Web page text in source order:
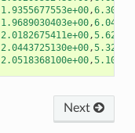
1.9355677553e+00,
1.9689030403e+00,
2.0182675411e+00,
2.0443725130e+00,
2.0518368100e+00,
Next